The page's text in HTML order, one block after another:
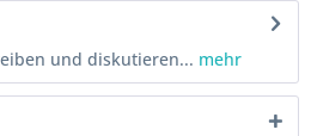
und diskutieren... mehr